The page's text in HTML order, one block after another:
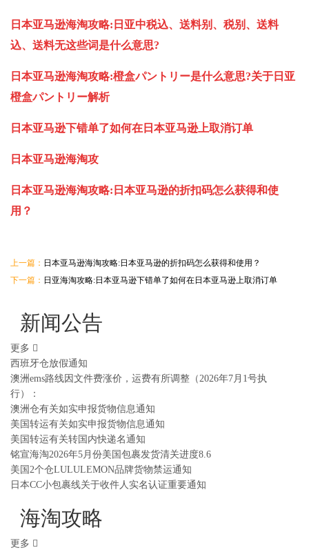
日本亚马逊海淘攻略:日亚中税込、送料别、税别、送料
込、送料无这些词是什么意思?
日本亚马逊海淘攻略:橙盒パントリー是什么意思?关于日亚
橙盒パントリー解析
日本亚马逊下错单了如何在日本亚马逊上取消订单
日本亚马逊海淘攻
日本亚马逊海淘攻略:日本亚马逊的折扣码怎么获得和使
用？
上一篇： 日本亚马逊海淘攻略:日本亚马逊的折扣码怎么获得和使用？
下一篇： 日亚海淘攻略:日本亚马逊下错单了如何在日本亚马逊上取消订单
新闻公告
更多
西班牙仓放假通知
澳洲ems路线因文件费涨价，运费有所调整（2026年7月1号执
行）：
澳洲仓有关如实申报货物信息通知
美国转运有关如实申报货物信息通知
美国转运有关转国内快递名通知
铭宣海淘2026年5月份美国包裹发货清关进度8.6
美国2个仓LULULEMON品牌货物禁运通知
日本CC小包裹线关于收件人实名认证重要通知
海淘攻略
更多